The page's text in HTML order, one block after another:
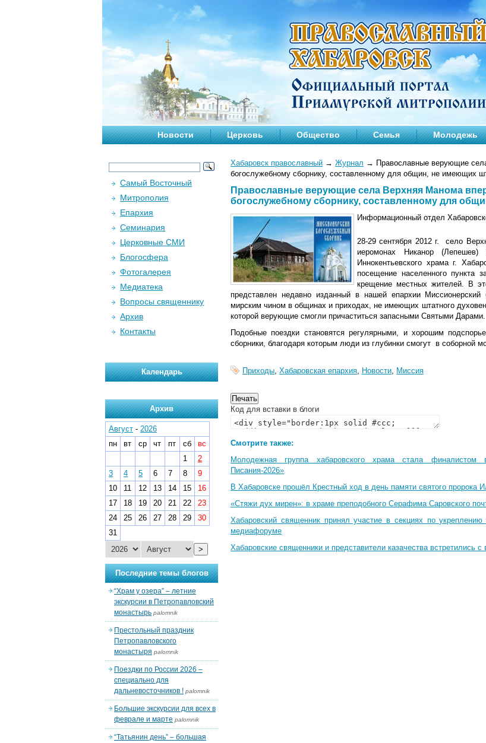
Новости Церковь Общество Семья Молодежь
Хабаровск православный → Журнал → Православные верующие
богослужебному сборнику, составленному для общин, не имеющих
Православные верующие села Верхняя Манома
богослужебному сборнику, составленному для
Информационный отдел
28-29 сентября 2012 г. село
иеромонах Никанор
Иннокентьевского храма г.
посещение населенного пункта
крещение местных жителей. В
представлен недавно изданный в нашей епархии
мирским чином в общинах и приходах, не имеющих штатного
которой верующие смогли причаститься запасными Святыми Дарами.
Подобные поездки становятся регулярными, и хорошим
сборники, благодаря которым люди из глубинки смогут в соборной
Приходы, Хабаровская епархия, Новости, Миссия
Код для вставки в блоги
Смотрите также:
Молодежная группа хабаровского храма стала финалистом
Писания-2026»
В Хабаровске прошёл Крестный ход в день памяти святого пророка
«Стяжи дух мирен»: в храме преподобного Серафима Саровского
Хабаровский священник принял участие в секциях по
медиафоруме
Хабаровские священники и представители казачества встретились
Самый Восточный
Митрополия
Епархия
Семинария
Церковные СМИ
Блогосфера
Фотогалерея
Медиатека
Вопросы священнику
Архив
Контакты
Календарь
Архив
Август - 2026
пн
вт ср чт пт сб
вс
1
2
3
4 5 6 7 8
9
10
11 12 13 14 15
16
17
18 19 20 21 22
23
24
25 26 27 28 29
30
31
>
Последние темы блогов
“Храм у озера” – летние
экскурсии в Петропавловский
монастырь palomnik
Престольный праздник
Петропавловского
монастыря palomnik
Поездки по России 2026 –
специально для
дальневосточников ! palomnik
Большие экскурсии для всех в
феврале и марте palomnik
“Татьянин день” – большая